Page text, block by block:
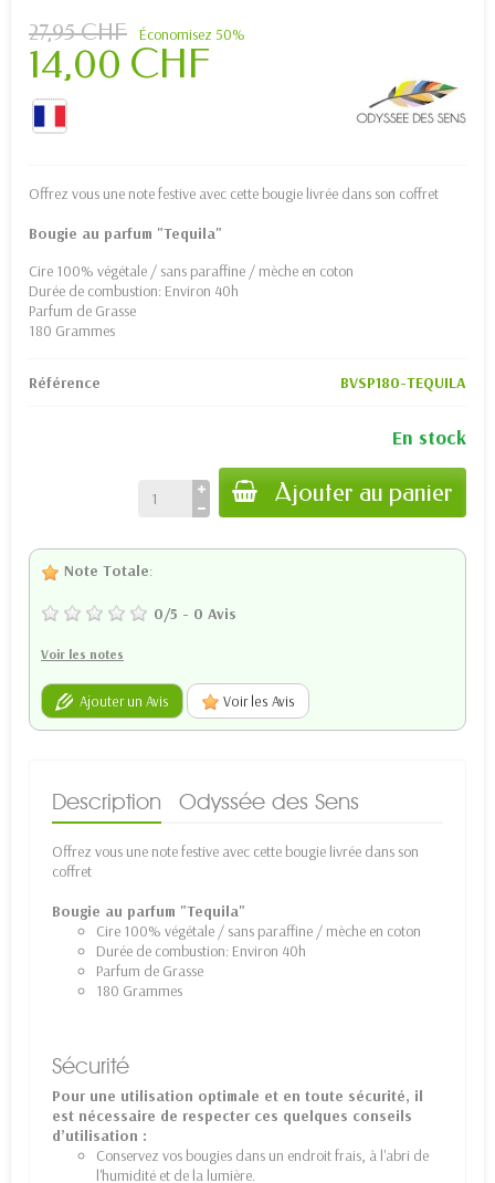
27,95 CHF Économisez 50%
14,00 CHF
Offrez vous une note festive avec cette bougie livrée dans son coffret
Bougie au parfum "Tequila"
Cire 100% végétale / sans paraffine / mèche en coton
Durée de combustion: Environ 40h
Parfum de Grasse
180 Grammes
Référence BVSP180-TEQUILA
En stock
Ajouter au panier
Note Totale:
0/5 - 0 Avis
Voir les notes
Ajouter un Avis Voir les Avis
Description Odyssée des Sens
Offrez vous une note festive avec cette bougie livrée dans son
coffret
Bougie au parfum "Tequila"
Cire 100% végétale / sans paraffine / mèche en coton
Durée de combustion: Environ 40h
Parfum de Grasse
180 Grammes
Sécurité
Pour une utilisation optimale et en toute sécurité, il
est nécessaire de respecter ces quelques conseils
d’utilisation :
Conservez vos bougies dans un endroit frais, à l'abri de
l'humidité et de la lumière.